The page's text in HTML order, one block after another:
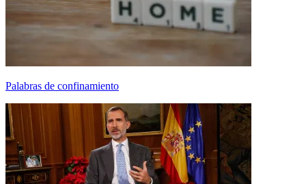
Palabras de confinamiento